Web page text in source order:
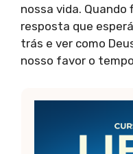
nossa vida.
resposta que
trás e ver como
nosso favor o